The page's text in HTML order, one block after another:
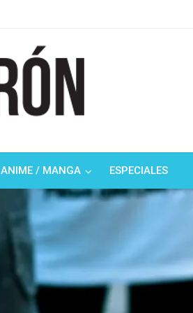
ANIME / MANGA ESPECIALES